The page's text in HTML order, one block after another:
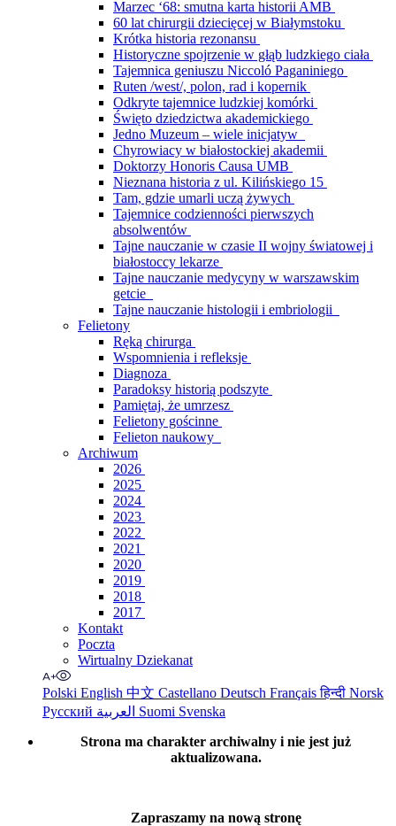
Marzec ‘68: smutna karta historii AMB
60 lat chirurgii dziecięcej w Białymstoku
Krótka historia rezonansu
Historyczne spojrzenie w głąb ludzkiego ciała
Tajemnica geniuszu Niccoló Paganiniego
Ruten /west/, polon, rad i kopernik
Odkryte tajemnice ludzkiej komórki
Święto dziedzictwa akademickiego
Jedno Muzeum – wiele inicjatyw
Chyrowiacy w białostockiej akademii
Doktorzy Honoris Causa UMB
Nieznana historia z ul. Kilińskiego 15
Tam, gdzie umarli uczą żywych
Tajemnice codzienności pierwszych
absolwentów
Tajne nauczanie w czasie II wojny światowej i
białostoccy lekarze
Tajne nauczanie medycyny w warszawskim
getcie
Tajne nauczanie histologii i embriologii
Felietony
Ręką chirurga
Wspomnienia i refleksje
Diagnoza
Paradoksy historią podszyte
Pamiętaj, że umrzesz
Felietony gościnne
Felieton naukowy
Archiwum
2026
2025
2024
2023
2022
2021
2020
2019
2018
2017
Kontakt
Poczta
Wirtualny Dziekanat
Polski English 中文 Castellano Deutsch Françaisहिन्दी Norsk
Русский
Suomi Svenska
Strona ma charakter archiwalny i nie jest już
aktualizowana.
Zapraszamy na nową stronę